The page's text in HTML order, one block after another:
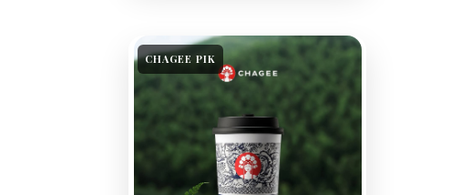
CHAGEE PIK